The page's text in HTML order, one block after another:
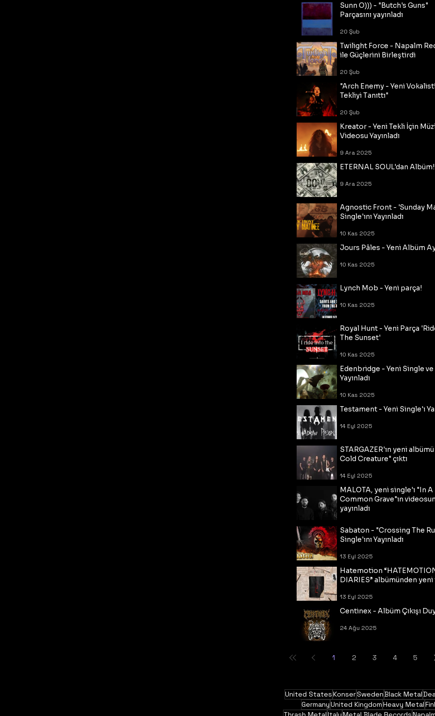
Sunn O))) - "Butch's Guns"
Parçasını yayınladı
20 Şub
Twilight Force - Napalm
ile Güçlerini Birleştirdi
20 Şub
"Arch Enemy - Yeni
Tekliyi Tanıttı"
20 Şub
Kreator - Yeni Tekli İçin
Videosu Yayınladı
9 Ara 2025
ETERNAL SOUL'dan Albüm!
9 Ara 2025
Agnostic Front - 'Sunday
Single'ını Yayınladı
10 Kas 2025
Jours Pâles - Yeni Albüm
10 Kas 2025
Lynch Mob - Yeni parça!
10 Kas 2025
Royal Hunt - Yeni Parça
The Sunset'
10 Kas 2025
Edenbridge - Yeni Single
Yayınladı
10 Kas 2025
Testament - Yeni Single'ı
14 Eyl 2025
STARGAZER'ın yeni
Cold Creature" çıktı
14 Eyl 2025
MALOTA, yeni single'ı "In A
Common Grave"ın
yayınladı
Sabaton - "Crossing The
Single'ını Yayınladı
13 Eyl 2025
Hatemotion
DIARIES” albümünden
13 Eyl 2025
Centinex - Albüm Çıkışı
24 Ağu 2025
1 2 3 4 5
United StatesKonserSwedenBlack Metal
GermanyUnited KingdomHeavy Metal